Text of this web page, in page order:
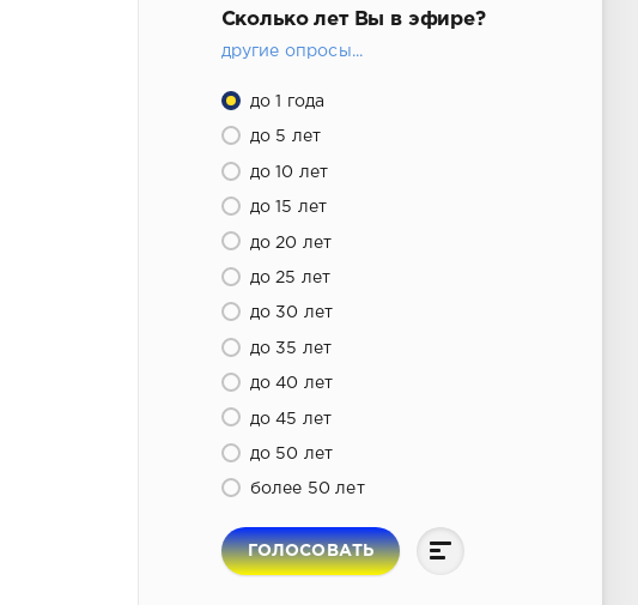
Сколько лет Вы в эфире?
другие опросы...
до 1 года
до 5 лет
до 10 лет
до 15 лет
до 20 лет
до 25 лет
до 30 лет
до 35 лет
до 40 лет
до 45 лет
до 50 лет
более 50 лет
ГОЛОСОВАТЬ